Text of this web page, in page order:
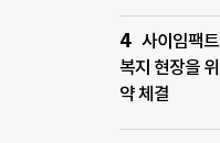
사이임팩
복지 현장을
약 체결